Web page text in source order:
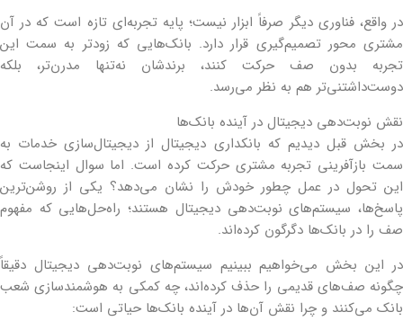
در واقع، فناوری دیگر صرفاً ابزار نیست؛ پایه تجربه‌ای تازه است که در آن
مشتری محور تصمیم‌گیری قرار دارد. بانک‌هایی که زودتر به سمت این
تجربه بدون صف حرکت کنند، برندشان نه‌تنها مدرن‌تر، بلکه
دوست‌داشتنی‌تر هم به نظر می‌رسد.
نقش نوبت‌دهی دیجیتال در آینده بانک‌ها
در بخش قبل دیدیم که بانکداری دیجیتال از دیجیتال‌سازی خدمات به
سمت بازآفرینی تجربه مشتری حرکت کرده است. اما سوال اینجاست که
این تحول در عمل چطور خودش را نشان می‌دهد؟ یکی از روشن‌ترین
پاسخ‌ها، سیستم‌های نوبت‌دهی دیجیتال هستند؛ راه‌حل‌هایی که مفهوم
صف را در بانک‌ها دگرگون کرده‌اند.
در این بخش می‌خواهیم ببینیم سیستم‌های نوبت‌دهی دیجیتال دقیقاً
چگونه صف‌های قدیمی را حذف کرده‌اند، چه کمکی به هوشمندسازی شعب
بانک می‌کنند و چرا نقش آن‌ها در آینده بانک‌ها حیاتی است: